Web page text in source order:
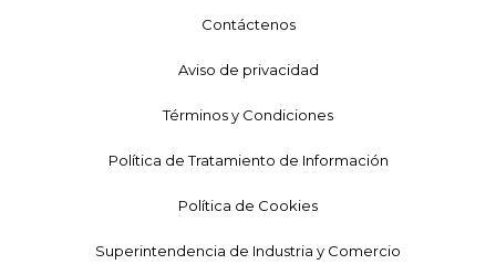
Contáctenos
Aviso de privacidad
Términos y Condiciones
Política de Tratamiento de Información
Política de Cookies
Superintendencia de Industria y Comercio